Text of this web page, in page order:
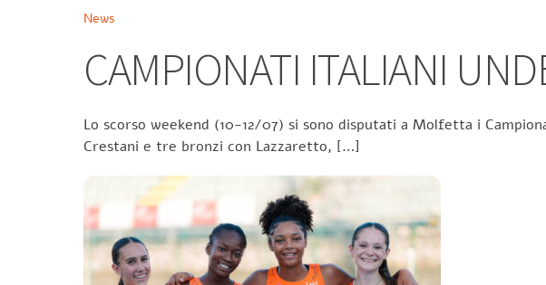
News
CAMPIONATI ITALIANI
Lo scorso weekend (10-12/07) si sono disputati a Molfetta i
Crestani e tre bronzi con Lazzaretto, […]